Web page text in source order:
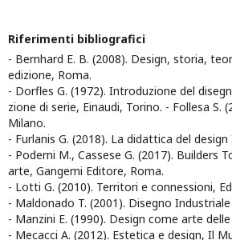
Riferimenti bibliografici
- Bernhard E. B. (2008). Design, storia,
edizione, Roma.
- Dorfles G. (1972). Introduzione del
zione di serie, Einaudi, Torino. - Follesa
Milano.
- Furlanis G. (2018). La didattica del
- Poderni M., Cassese G. (2017).
arte, Gangemi Editore, Roma.
- Lotti G. (2010). Territori e connessioni,
- Maldonado T. (2001). Disegno
- Manzini E. (1990). Design come arte
- Mecacci A. (2012). Estetica e design, Il